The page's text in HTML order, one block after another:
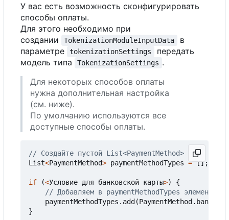
У вас есть возможность сконфигурировать
способы оплаты.
Для этого необходимо при
создании
TokenizationModuleInputData
в
параметре
tokenizationSettings
передать
модель типа
TokenizationSettings .
Для некоторых способов оплаты
нужна дополнительная настройка
(см. ниже).
По умолчанию используются все
доступные способы оплаты.
List<PaymentMethod> paymentMethodTypes = [];
if (<Условие для банковской карты>) {
paymentMethodTypes . add (PaymentMethod . bankCard
}